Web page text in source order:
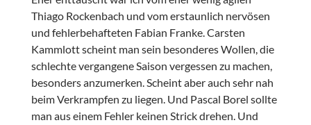
Thiago Rockenbach und vom erstaunlich nervösen
und fehlerbehafteten Fabian Franke. Carsten
Kammlott scheint man sein besonderes Wollen, die
schlechte vergangene Saison vergessen zu machen,
besonders anzumerken. Scheint aber auch sehr nah
beim Verkrampfen zu liegen. Und Pascal Borel sollte
man aus einem Fehler keinen Strick drehen. Und